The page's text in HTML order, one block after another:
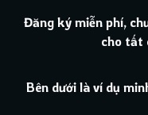
Đăng ký miễn phí,
cho tất
Bên dưới là ví dụ